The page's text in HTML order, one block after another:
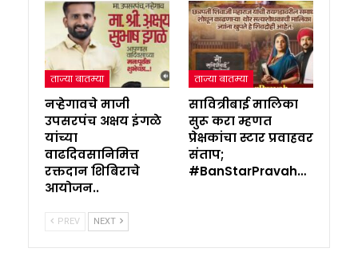
ताज्या बातम्या
नऱ्हेगावचे माजी
उपसरपंच अक्षय इंगळे
यांच्या
वाढदिवसानिमित्त
रक्तदान शिबिराचे
आयोजन..
ताज्या बातम्या
सावित्रीबाई मालिका
सुरू करा म्हणत
प्रेक्षकांचा स्टार प्रवाहवर
संताप;
#BanStarPravah…
PREV NEXT